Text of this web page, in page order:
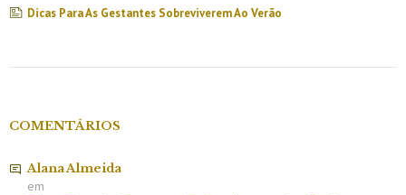
Dicas Para As Gestantes Sobreviverem Ao Verão
COMENTÁRIOS
Alana Almeida
em